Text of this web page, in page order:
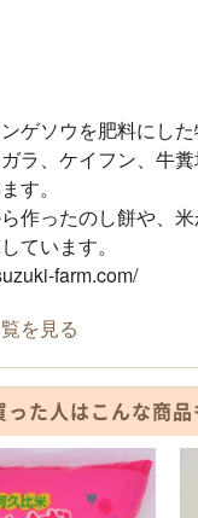
ゲソウを肥料にし
ラ、ケイフン、牛
す。
作ったのし餅や、
ています。
farm.com/
を見る
った人はこんな商品